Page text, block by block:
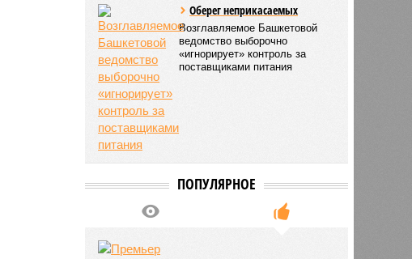
Оберег неприкасаемых
Возглавляемое Башкетовой
ведомство выборочно
«игнорирует» контроль за
поставщиками питания
ПОПУЛЯРНОЕ